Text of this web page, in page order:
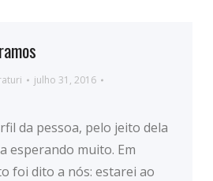
julho 31, 2016
da pessoa, pelo jeito dela
esperando muito. Em
foi dito a nós: estarei ao